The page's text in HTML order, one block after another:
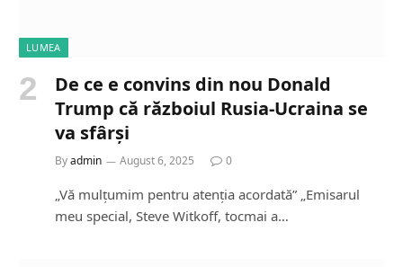
LUMEA
De ce e convins din nou Donald
Trump că războiul Rusia-Ucraina se
va sfârși
Byadmin August 6, 2025 0
„Vă mulțumim pentru atenția acordată” „Emisarul
meu special, Steve Witkoff, tocmai a…